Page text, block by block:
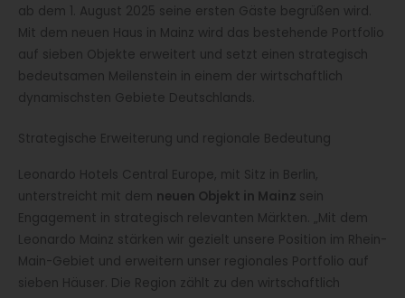
ab dem 1. August 2025 seine ersten Gäste begrüßen wird.
Mit dem neuen Haus in Mainz wird das bestehende Portfolio
auf sieben Objekte erweitert und setzt einen strategisch
bedeutsamen Meilenstein in einem der wirtschaftlich
dynamischsten Gebiete Deutschlands.
Strategische Erweiterung und regionale Bedeutung
Leonardo Hotels Central Europe, mit Sitz in Berlin,
unterstreicht mit dem neuen Objekt in Mainz sein
Engagement in strategisch relevanten Märkten. „Mit dem
Leonardo Mainz stärken wir gezielt unsere Position im Rhein-
Main-Gebiet und erweitern unser regionales Portfolio auf
sieben Häuser. Die Region zählt zu den wirtschaftlich